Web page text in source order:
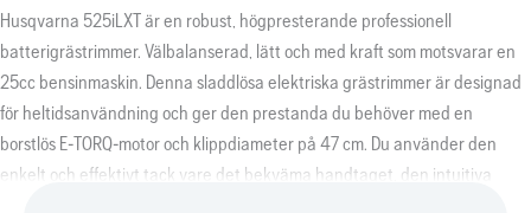
Husqvarna 525iLXT är en robust, högpresterande professionell
batterigrästrimmer. Välbalanserad, lätt och med kraft som motsvarar en
25cc bensinmaskin. Denna sladdlösa elektriska grästrimmer är designad
för heltidsanvändning och ger den prestanda du behöver med en
borstlös E-TORQ-motor och klippdiameter på 47 cm. Du använder den
enkelt och effektivt tack vare det bekväma handtaget, den intuitiva